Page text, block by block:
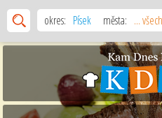
okres: Písek města: ...